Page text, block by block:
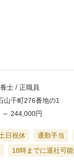
士 / 正職員
山千町276番地の1
～ 244,000円
日祝休 通勤手当
18時までに退社可能